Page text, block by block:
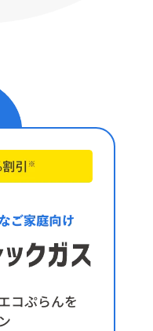
コぷらんを